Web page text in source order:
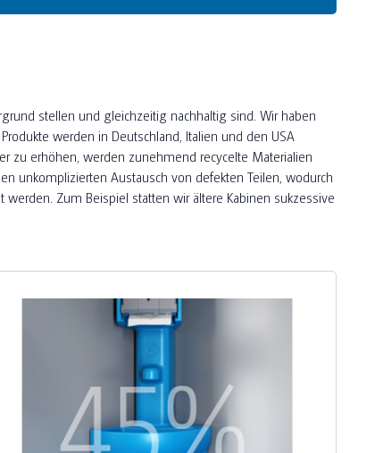
stellen und gleichzeitig nachhaltig sind. Wir haben
werden in Deutschland, Italien und den USA
zu erhöhen, werden zunehmend recycelte Materialien
unkomplizierten Austausch von defekten Teilen, wodurch
Zum Beispiel statten wir ältere Kabinen sukzessive